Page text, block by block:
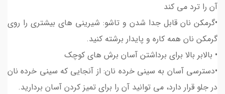
آن را ترد می کند
•گرمکن نان قابل جدا شدن و تاشو: شیرینی های بیشتری را روی
گرمکن نان همه کاره و پایدار برشته کنید.
• بالابر بالا برای برداشتن آسان برش های کوچک
•دسترسی آسان به سینی خرده نان: از آنجایی که سینی خرده نان
در جلو قرار دارد، می توانید آن را برای تمیز کردن آسان بردارید.